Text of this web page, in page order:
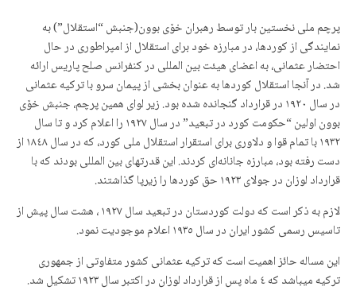
پرچم ملی نخستین بار توسط رهبران خۆی بوون(جنبش “استقلال”) به
نمایندگی از کوردها، در مبارزه خود برای استقلال از امپراطوری در حال
احتضار عثمانی،به اعضای هیئت بین المللی در کنفرانس صلح پاریس ارائه
شد. در آنجا استقلال کوردها به عنوان بخشی از پیمان سرو با ترکیه عثمانی
در سال ١٩٢٠ در قرارداد گنجانده شدە بود. زیر لوای همین پرچم، جنبش خۆی
بوون اولین “حکومت کورد در تبعید” در سال ١٩٢٧ را اعلام کرد و تا سال
١٩٣٢ با تمام قوا و دلاوری برای استقرار استقلال ملی کورد، که در سال ١٨٤٨ از
دست رفته بود، مبارزه جانانەای کردند. این قدرتهای بین المللی بودند که با
قرارداد لوزان در جولای ١٩٢٣ حق کوردها را زیرپا گذاشتند.
لازم به ذکر است که دولت کوردستان در تبعید سال ۱۹۲۷ ، هشت سال پیش از
تاسیس رسمی کشور ایران در سال ۱۹۳٥ اعلام موجودیت نمود.
این مساله حائز اهمیت است که ترکیه عثمانی کشور متفاوتی از جمهوری
ترکیه میباشد که ٤ ماه پس از قرارداد لوزان در اکتبر سال ١٩٢٣ تشکیل شد.